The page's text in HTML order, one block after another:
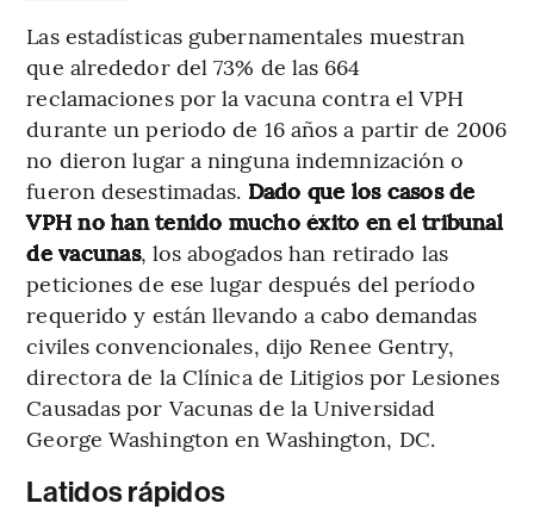
Las estadísticas gubernamentales muestran
que alrededor del 73% de las 664
reclamaciones por la vacuna contra el VPH
durante un periodo de 16 años a partir de 2006
no dieron lugar a ninguna indemnización o
fueron desestimadas. Dado que los casos de
VPH no han tenido mucho éxito en el tribunal
de vacunas, los abogados han retirado las
peticiones de ese lugar después del período
requerido y están llevando a cabo demandas
civiles convencionales, dijo Renee Gentry,
directora de la Clínica de Litigios por Lesiones
Causadas por Vacunas de la Universidad
George Washington en Washington, DC.
Latidos rápidos